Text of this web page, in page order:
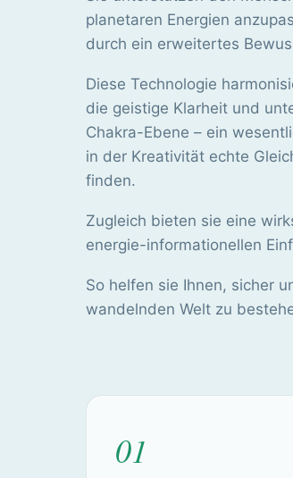
planetaren Energien
durch ein erweitertes
Diese Technologie
die geistige Klarheit und
Chakra-Ebene – ein
in der Kreativität echte
finden.
Zugleich bieten sie eine
energie-informationellen
So helfen sie Ihnen, sicher
wandelnden Welt zu
01